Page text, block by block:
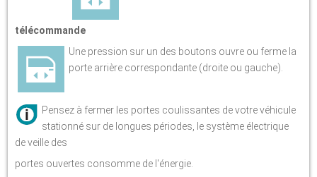
télécommande
Une pression sur un des boutons ouvre ou ferme la
porte arrière correspondante (droite ou gauche).
Pensez à fermer les portes coulissantes de votre véhicule
stationné sur de longues périodes, le système électrique
de veille des
portes ouvertes consomme de l'énergie.